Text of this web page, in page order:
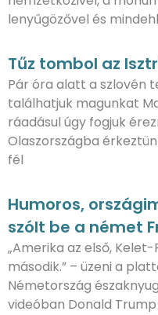
lenyűgözővel és
Tűz tombol az
Pár óra alatt a szlovén
találhatjuk magunkat
ráadásul úgy fogjuk
Olaszországba
fél
Humoros,
szólt be a német
„Amerika az első,
második.” – üzeni a
Németország
videóban Donald